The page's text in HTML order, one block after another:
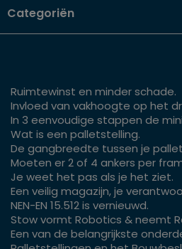
Categoriën
Ruimtewinst en minder schade.
Invloed van vakhoogte op het
In 3 eenvoudige stappen de
Wat is een palletstelling.
De gangbreedte tussen je
Moeten er 2 of 4 ankers per
Je weet het pas als je het ziet.
Een veilig magazijn, je
NEN-EN 15.512 is vernieuwd.
Stow vormt Robotics & neemt
Een van de belangrijkste